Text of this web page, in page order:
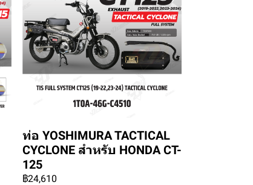
ท่อ YOSHIMURA TACTICAL
CYCLONE สำหรับ HONDA CT-
125
฿24,610